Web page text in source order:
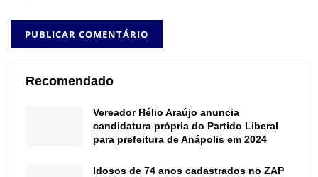
Recomendado
Vereador Hélio Araújo anuncia
candidatura própria do Partido Liberal
para prefeitura de Anápolis em 2024
Idosos de 74 anos cadastrados no ZAP